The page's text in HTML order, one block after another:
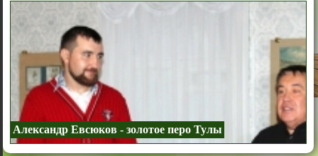
Александр Евсюков - золотое перо Тулы